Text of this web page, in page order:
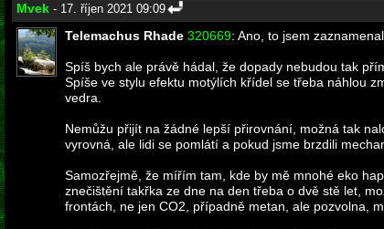
Mvek - 17. říjen 2021 09:09
Telemachus Rhade 320669: Ano, to jsem
Spíš bych ale právě hádal, že dopady nebudou tak
Spíše ve stylu efektu motýlích křídel se třeba náhlou
vedra.
Nemůžu přijít na žádné lepší přirovnání, možná tak
vyrovná, ale lidi se pomlátí a pokud jsme brzdili
Samozřejmě, že mířím tam, kde by mě mnohé eko
znečištění takřka ze dne na den třeba o dvě stě let,
frontách, ne jen CO2, případně metan, ale pozvolna,